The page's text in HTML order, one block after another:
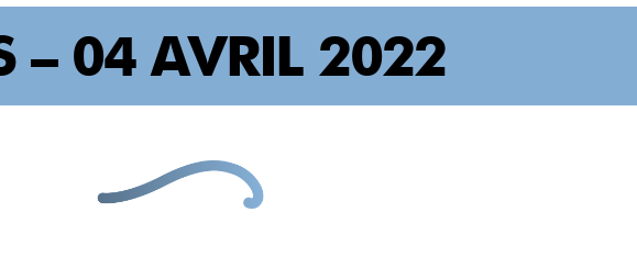
– 04 AVRIL 2022